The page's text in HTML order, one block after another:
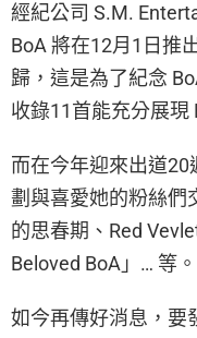
經紀公司 S.M.
BoA 將在12月1日推
歸，這是為了紀念
收錄11首能充分展現
而在今年迎來出道
劃與喜愛她的粉絲們
的思春期、Red
Beloved BoA」… 等。
如今再傳好消息，要